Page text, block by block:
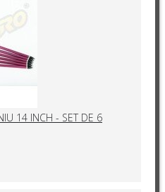
14 INCH - SET DE 6